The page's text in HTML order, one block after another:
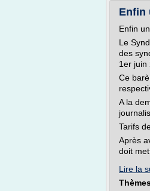
Enfin
Enfin
Le
des
1er juin
Ce
A la
Tarifs
Après
doit
Lire la